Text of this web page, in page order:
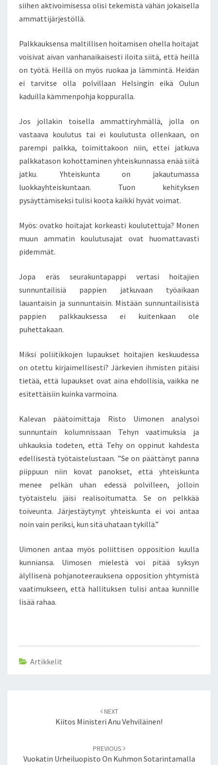
siihen aktivoimisessa olisi tekemistä vähän jokaisella
ammattijärjestöllä.
Palkkauksensa maltillisen hoitamisen ohella hoitajat
voisivat aivan vanhanaikaisesti iloita siitä, että heillä
on työtä. Heillä on myös ruokaa ja lämmintä. Heidän
ei tarvitse olla polvillaan Helsingin eikä Oulun
kaduilla kämmenpohja koppuralla.
Jos jollakin toisella ammattiryhmällä, jolla on
vastaava koulutus tai ei koulutusta ollenkaan, on
parempi palkka, toimittakoon niin, ettei jatkuva
palkkatason kohottaminen yhteiskunnassa enää siitä
jatku. Yhteiskunta on jakautumassa
luokkayhteiskuntaan. Tuon kehityksen
pysäyttämiseksi tulisi koota kaikki hyvät voimat.
Myös: ovatko hoitajat korkeasti koulutettuja? Monen
muun ammatin koulutusajat ovat huomattavasti
pidemmät.
Jopa eräs seurakuntapappi vertasi hoitajien
sunnuntailisiä pappien jatkuvaan työaikaan
lauantaisin ja sunnuntaisin. Mistään sunnuntailisistä
pappien palkkauksessa ei kuitenkaan ole
puhettakaan.
Miksi poliitikkojen lupaukset hoitajien keskuudessa
on otettu kirjaimellisesti? Järkevien ihmisten pitäisi
tietää, että lupaukset ovat aina ehdollisia, vaikka ne
esitettäisiin kuinka varmoina.
Kalevan päätoimittaja Risto Uimonen analysoi
sunnuntain kolumnissaan Tehyn vaatimuksia ja
uhkauksia todeten, että Tehy on oppinut kahdesta
edellisestä työtaistelustaan. ”Se on päättänyt panna
piippuun niin kovat panokset, että yhteiskunta
menee pelkän uhan edessä polvilleen, jolloin
työtaistelu jäisi realisoitumatta. Se on pelkkää
toiveunta. Järjestäytynyt yhteiskunta ei voi antaa
noin vain periksi, kun sitä uhataan tykillä.”
Uimonen antaa myös poliittisen opposition kuulla
kunniansa. Uimosen mielestä voi pitää syksyn
älyllisenä pohjanoteerauksena opposition yhtymistä
vaatimukseen, että hallituksen tulisi antaa kunnille
lisää rahaa.
Artikkelit
navigation
NEXT
Kiitos Ministeri Anu Vehviläinen!
PREVIOUS
Vuokatin Urheiluopisto On Kuhmon Sotarintamalla